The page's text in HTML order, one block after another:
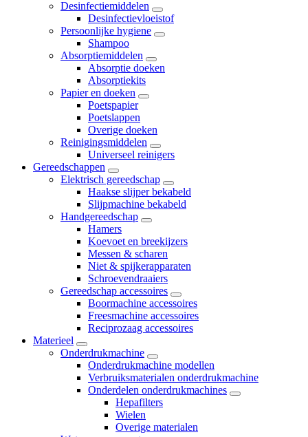
Desinfectiemiddelen
Desinfectievloeistof
Persoonlijke hygiene
Shampoo
Absorptiemiddelen
Absorptie doeken
Absorptiekits
Papier en doeken
Poetspapier
Poetslappen
Overige doeken
Reinigingsmiddelen
Universeel reinigers
Gereedschappen
Elektrisch gereedschap
Haakse slijper bekabeld
Slijpmachine bekabeld
Handgereedschap
Hamers
Koevoet en breekijzers
Messen & scharen
Niet & spijkerapparaten
Schroevendraaiers
Gereedschap accessoires
Boormachine accessoires
Freesmachine accessoires
Reciprozaag accessoires
Materieel
Onderdrukmachine
Onderdrukmachine modellen
Verbruiksmaterialen onderdrukmachine
Onderdelen onderdrukmachines
Hepafilters
Wielen
Overige materialen